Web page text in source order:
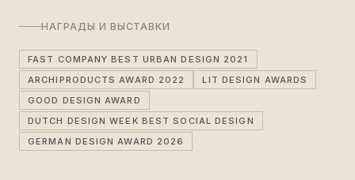
НАГРАДЫ И ВЫСТАВКИ
FAST COMPANY BEST URBAN DESIGN 2021
ARCHIPRODUCTS AWARD 2022
LIT DESIGN AWARDS
GOOD DESIGN AWARD
DUTCH DESIGN WEEK BEST SOCIAL DESIGN
GERMAN DESIGN AWARD 2026